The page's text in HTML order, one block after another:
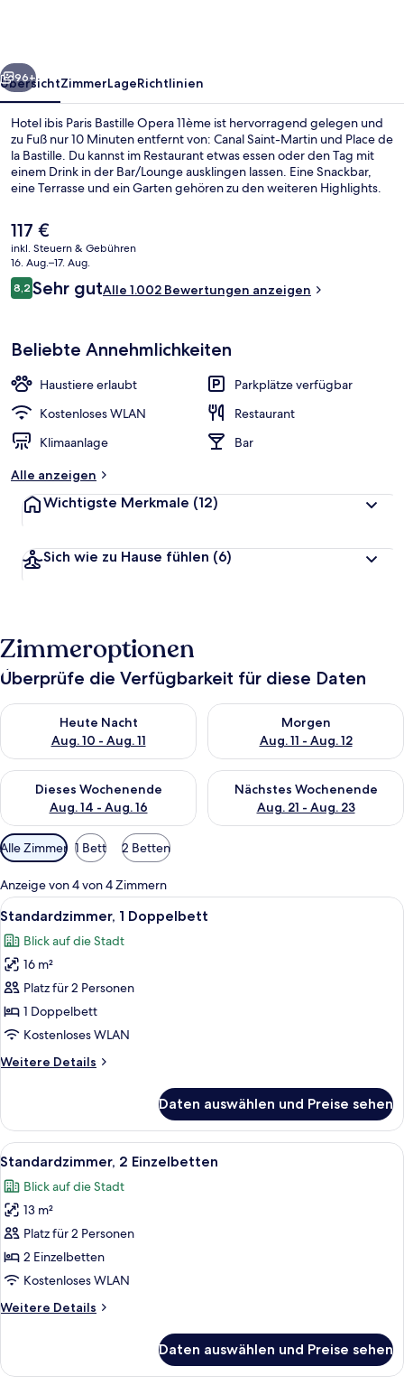
Weiter
96+
ÜbersichtZimmerLageRichtlinien
Hotel ibis Paris Bastille Opera 11ème ist hervorragend gelegen und
zu Fuß nur 10 Minuten entfernt von: Canal Saint-Martin und Place de
la Bastille. Du kannst im Restaurant etwas essen oder den Tag mit
einem Drink in der Bar/Lounge ausklingen lassen. Eine Snackbar,
eine Terrasse und ein Garten gehören zu den weiteren Highlights.
öffentlichen Verkehrsmitteln: Zur Metrostation Brégeut-Sabin sind
es 3 und zur U-Bahn-Station Richard-Lenoir sind es 5 Gehminuten.
Der
aktuelle
Preis
beträgt
117 €.
117 €
inkl. Steuern & Gebühren
16. Aug.–17. Aug.
Bewertungen
8,28,2 von 10.
Sehr gutAlle 1.002 Bewertungen anzeigen
Beliebte Annehmlichkeiten
Haustiere erlaubt
Parkplätze verfügbar
Kostenloses WLAN
Restaurant
Klimaanlage
Bar
Alle anzeigen
Wichtigste Merkmale (12)
Sich wie zu Hause fühlen (6)
Zimmeroptionen
Überprüfe die Verfügbarkeit für diese Daten
Heute Nacht
Aug. 10 - Aug. 11
Überprüfe die Verfügbarkeit für heute Nacht, Aug. 10 - Aug.
Morgen
Aug. 11 - Aug. 12
Überprüfe die Verfügbarkeit
Dieses Wochenende
Aug. 14 - Aug. 16
Überprüfe die Verfügbarkeit für dieses Wochenende, Aug. 14
Nächstes Wochenende
Aug. 21 - Aug. 23
Überprüfe die Verfügbarkeit
Verfügbare
Filter
für
Zimmer
Alle Zimmer 1 Bett 2 Betten
Anzeige von 4 von 4 Zimmern
Alle
Fotos
für
Standardzimmer,
1
Doppelbett
anzeigen
Standardzimmer, 1 Doppelbett |
12
Standardzimmer, 1 Doppelbett
Blick auf die Stadt
16 m²
Platz für 2 Personen
1 Doppelbett
Kostenloses WLAN
Weitere Details
Weitere
1
Doppelbett
Daten auswählen und Preise sehen
Alle
Fotos
für
Standardzimmer,
2 Einzelbetten
anzeigen
Zimmersafe, Schreibtisch,
9
Standardzimmer, 2 Einzelbetten
Blick auf die Stadt
13 m²
Platz für 2 Personen
2 Einzelbetten
Kostenloses WLAN
Weitere Details
Weitere
2 Einzelbetten
Daten auswählen und Preise sehen